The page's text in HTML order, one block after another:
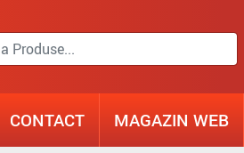
CONTACT MAGAZIN WEB